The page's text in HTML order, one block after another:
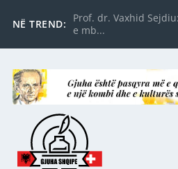
NË TREND:
Prof. dr. Vaxhid
e mb...